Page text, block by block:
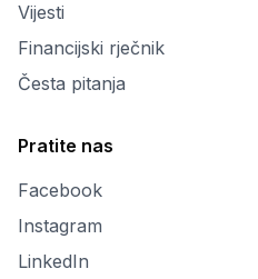
Vijesti
Financijski rječnik
Česta pitanja
Pratite nas
Facebook
Instagram
LinkedIn